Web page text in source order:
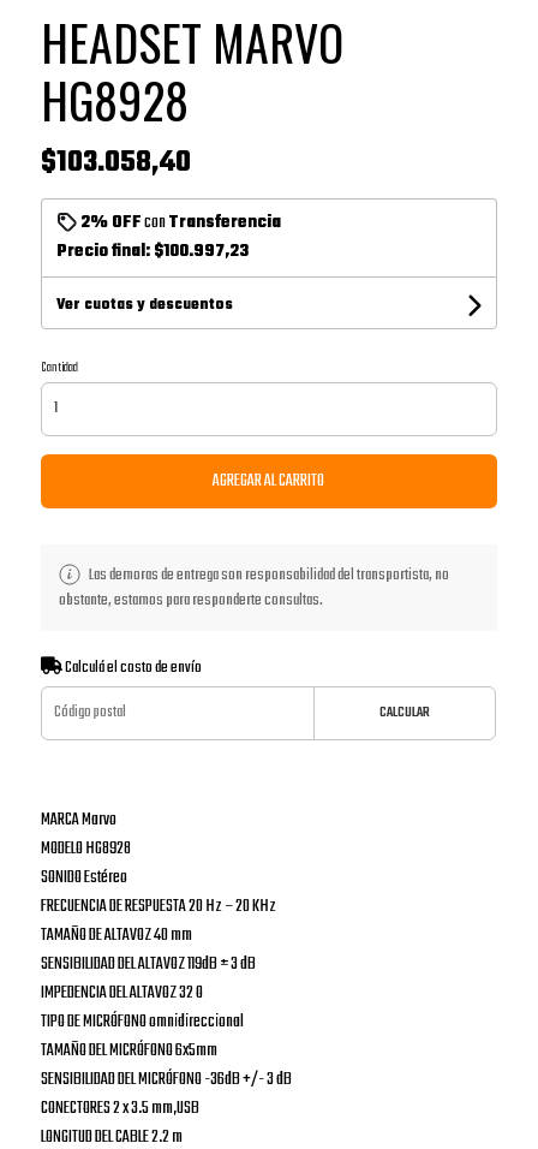
HEADSET MARVO
HG8928
$103.058,40
2% OFFconTransferencia
Precio final:$100.997,23
Ver cuotas y descuentos
Cantidad
AGREGAR AL CARRITO
Las demoras de entrega son responsabilidad del transportista, no
obstante, estamos para responderte consultas.
Calculá el costo de envío
CALCULAR
MARCA Marvo
MODELO HG8928
SONIDO Estéreo
FRECUENCIA DE RESPUESTA 20 Hz – 20 KHz
TAMAÑO DE ALTAVOZ 40 mm
SENSIBILIDAD DEL ALTAVOZ 119dB ± 3 dB
IMPEDENCIA DEL ALTAVOZ 32 O
TIPO DE MICRÓFONO omnidireccional
TAMAÑO DEL MICRÓFONO 6x5mm
SENSIBILIDAD DEL MICRÓFONO -36dB +/- 3 dB
CONECTORES 2 x 3.5 mm,USB
LONGITUD DEL CABLE 2.2 m